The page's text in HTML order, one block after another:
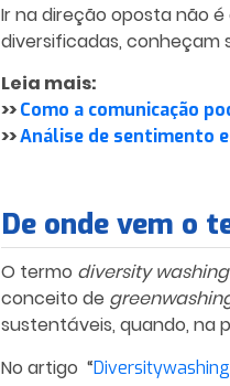
Ir na direção oposta não
diversificadas, conheçam
Leia mais:
>>Como a comunicação
>>Análise de sentimento
De onde vem o
O termo diversity washing
conceito de
sustentáveis, quando, na
No artigo “